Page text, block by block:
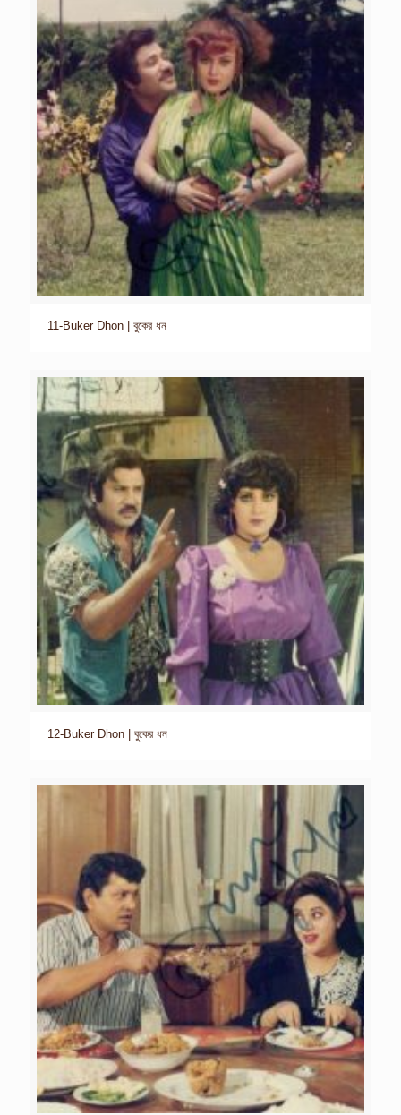
11-Buker Dhon | বুকের ধন
12-Buker Dhon | বুকের ধন